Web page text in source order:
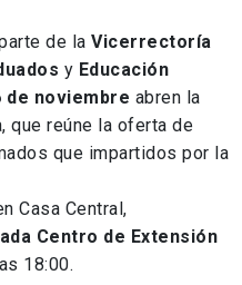
de laVicerrectoría
y Educación
de noviembre abren la
que reúne la oferta de
que impartidos por la
Casa Central,
Centro de Extensión
18:00.